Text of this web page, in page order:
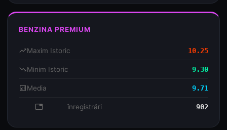
BENZINA PREMIUM
trending_upMaxim Istoric 10.25
trending_downMinim Istoric 9.30
analyticsMedia 9.71
database înregistrări 902